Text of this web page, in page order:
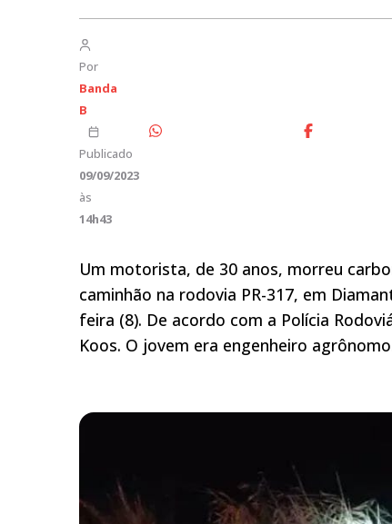
Por
Banda
B
Publicado
09/09/2023
às
14h43
Um motorista, de 30 anos, morreu
caminhão na rodovia PR-317, em
feira (8). De acordo com a Polícia
Koos. O jovem era engenheiro